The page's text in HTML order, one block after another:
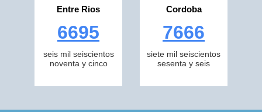
Entre Rios
6695
seis mil seiscientos
noventa y cinco
Cordoba
7666
siete mil seiscientos
sesenta y seis